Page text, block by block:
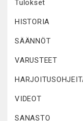
Tulokset
HISTORIA
SÄÄNNÖT
VARUSTEET
VIDEOT
SANASTO